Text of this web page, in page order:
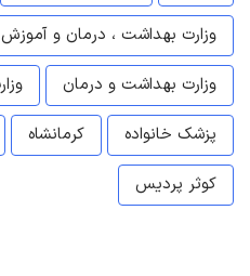
وزارت بهداشت ، درمان و
وزارت بهداشت و درمان
پزشک خانواده
کرمانشاه
کوثر پردیس